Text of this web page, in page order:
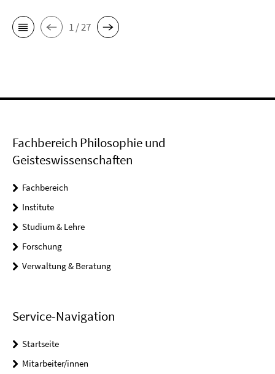
1 / 27
Fachbereich Philosophie und
Geisteswissenschaften
Fachbereich
Institute
Studium & Lehre
Forschung
Verwaltung & Beratung
Service-Navigation
Startseite
Mitarbeiter/innen